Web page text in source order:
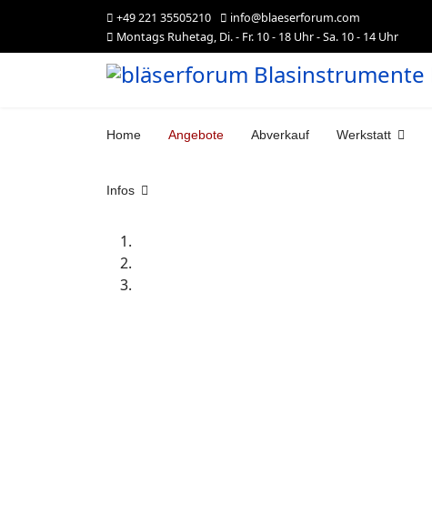
+49 221 35505210
info@blaeserforum.com
Montags Ruhetag, Di. - Fr. 10 - 18 Uhr - Sa. 10 - 14 Uhr
Home Angebote Abverkauf Werkstatt
Infos